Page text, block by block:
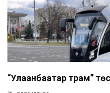
“Улаанбаатар трам”